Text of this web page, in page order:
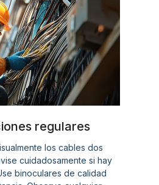
regulares
los cables dos
cuidadosamente si hay
binoculares de calidad